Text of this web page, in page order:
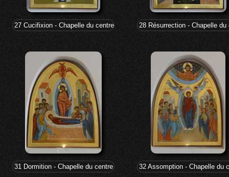
27 Cucifixion - Chapelle du centre marial 28 Résurrection - Chapelle du
31 Dormition - Chapelle du centre marial 32 Assomption - Chapelle du